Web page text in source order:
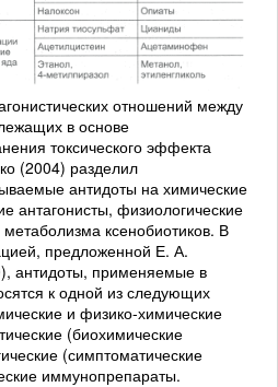
отношений между
в основе
токсического эффекта
(2004) разделил
антидоты на химические
антагонисты, физиологические
ксенобиотиков. В
предложенной Е. А.
антидоты, применяемые в
к одной из следующих
и физико-химические
(биохимические
(симптоматические
иммунопрепараты.